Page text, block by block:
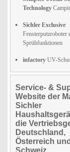
Technology
Sichler Exclusive
Fensterputzroboter
Sprühfunktionen
infactory UV-
Service- &
Website der
Sichler
die
Deutschland,
Österreich und
Schweiz